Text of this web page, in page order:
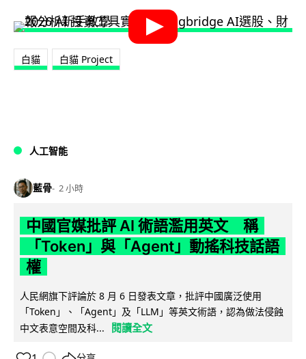
白貓 白貓 Project
人工智能
藍骨 2 小時
中國官媒批評 AI 術語濫用英文 稱
「Token」與「Agent」動搖科技話語
權
人民網旗下評論於 8 月 6 日發表文章，批評中國廣泛使用
「Token」、「Agent」及「LLM」等英文術語，認為做法侵蝕
中文表意空間及科...
閱讀全文